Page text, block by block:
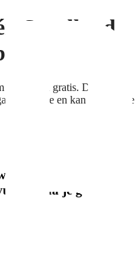
Speelland
2 jaar zijn gratis. Dit
en kan niet online
je een
daarna je gegevens